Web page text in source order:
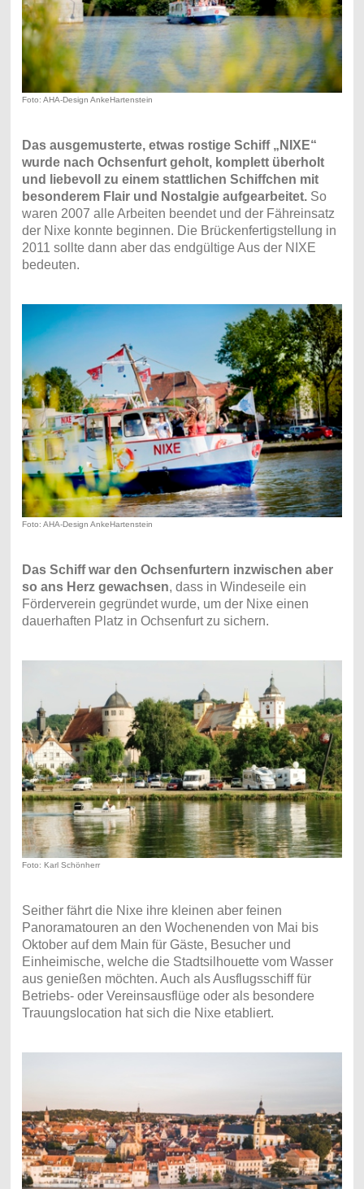
Foto: AHA-Design AnkeHartenstein
Das ausgemusterte, etwas rostige Schiff „NIXE“
wurde nach Ochsenfurt geholt, komplett überholt
und liebevoll zu einem stattlichen Schiffchen mit
besonderem Flair und Nostalgie aufgearbeitet. So
waren 2007 alle Arbeiten beendet und der Fähreinsatz
der Nixe konnte beginnen. Die Brückenfertigstellung in
2011 sollte dann aber das endgültige Aus der NIXE
bedeuten.
Foto: AHA-Design AnkeHartenstein
Das Schiff war den Ochsenfurtern inzwischen aber
so ans Herz gewachsen, dass in Windeseile ein
Förderverein gegründet wurde, um der Nixe einen
dauerhaften Platz in Ochsenfurt zu sichern.
Foto: Karl Schönherr
Seither fährt die Nixe ihre kleinen aber feinen
Panoramatouren an den Wochenenden von Mai bis
Oktober auf dem Main für Gäste, Besucher und
Einheimische, welche die Stadtsilhouette vom Wasser
aus genießen möchten. Auch als Ausflugsschiff für
Betriebs- oder Vereinsausflüge oder als besondere
Trauungslocation hat sich die Nixe etabliert.